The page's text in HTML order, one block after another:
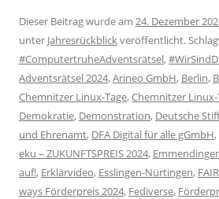
Dieser Beitrag wurde am 24. Dezember
unter Jahresrückblickveröffentlicht.
#ComputertruheAdventsrätsel,
Adventsrätsel 2024,Arineo GmbH, Berlin,
Chemnitzer Linux-Tage,Chemnitzer Linux-
Demokratie, Demonstration, Deutsche
und Ehrenamt, DFA Digital für alle gGmbH,
eku – ZUKUNFTSPREIS 2024,
auf!, Erklärvideo, Esslingen-Nürtingen,
ways Förderpreis 2024, Fediverse,